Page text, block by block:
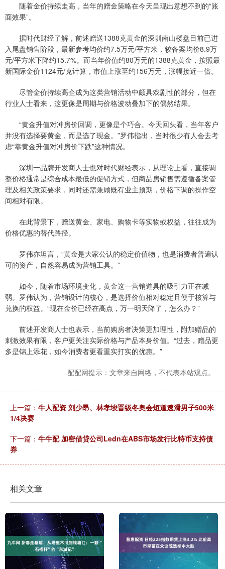
随着金价持续走高，当年的赠金策略在今天呈现出意想不到的“账
面效果”。
据时代财经了解，前述赠送1388克黄金的深圳南山楼盘目前已进
入尾盘销售阶段，最新参考均价约7.5万元/平方米，较备案均价8.9万
元/平方米下降约15.7%。而当年价值约80万元的1388克黄金，按照最
新国际金价1124元/克计算，市值上涨至约156万元，涨幅接近一倍。
尽管金价持续高企成为这类营销活动中颇具戏剧性的部分，但在
行业人士看来，这更像是周期与价格波动叠加下的偶然结果。
“黄金升值对冲房价回调，更像是个巧合。今天回头看，当年客户
并没有选择要黄金，而是选了现金。”罗伟指出，当时很少有人会去考
虑“靠黄金升值对冲房价下跌”这种情况。
深圳一品牌开发商人士也对时代财经表示，从理论上看，直接调
整价格通常是综合成本最低的促销方式，但商品房销售需遵循备案管
理及相关政策要求，同时还需兼顾既有业主预期，价格下调的操作空
间相对有限。
在此背景下，赠送黄金、家电、购物卡等实物或权益，往往成为
价格优惠的替代路径。
罗伟亦坦言，“黄金是大家公认的稳定价值物，也是消费者普遍认
可的资产，自然容易成为营销工具。”
如今，随着市场环境变化，黄金这一营销道具的吸引力正在减
弱。罗伟认为，营销设计的核心，是选择价值相对稳定且便于核算与
兑换的权益。“现在金价已经在高点，万一明天降了，怎么办？”
前述开发商人士也表示，当前购房者决策更加理性，附加赠品的
刺激效果有限，客户更关注实际价格与产品本身价值。“过去，赠品更
多是锦上添花，如今消费者更看重实打实的优惠。”
配配网提示：文章来自网络，不代表本站观点。
上一篇： 牛人配资 刘少昂、林孝埈晋级冬奥会短道速滑男子500米
1/4决赛
下一篇： 牛牛配 加密借贷公司Ledn在ABS市场发行比特币支持债
券
相关文章